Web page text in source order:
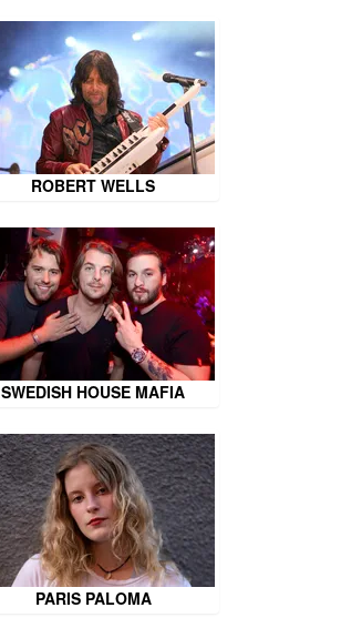
ROBERT WELLS
SWEDISH HOUSE MAFIA
PARIS PALOMA